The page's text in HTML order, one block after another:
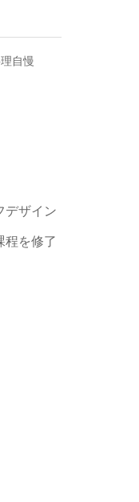
自慢
デザイン
程を修了